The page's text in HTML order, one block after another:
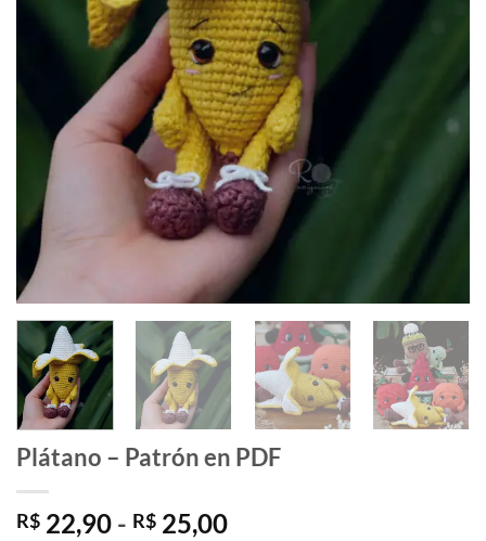
Plátano – Patrón en PDF
R$ 22,90 - R$ 25,00Rango